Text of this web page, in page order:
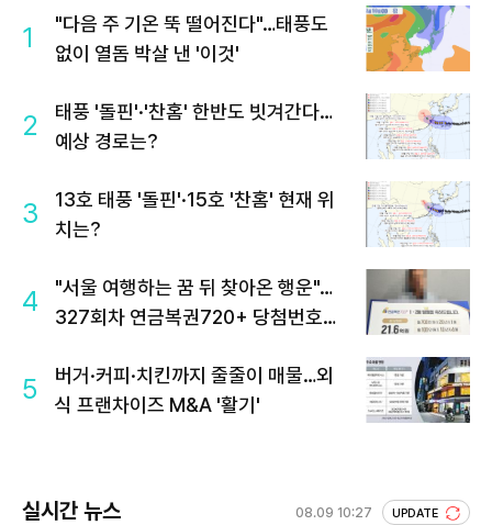
1
"다음 주 기온 뚝 떨어진다"…태풍도
없이 열돔 박살 낸 '이것'
2
태풍 '돌핀'·'찬홈' 한반도 빗겨간다…
예상 경로는?
3
13호 태풍 '돌핀'·15호 '찬홈' 현재 위
치는?
4
"서울 여행하는 꿈 뒤 찾아온 행운"…
327회차 연금복권720+ 당첨번호조
5
버거·커피·치킨까지 줄줄이 매물…외
식 프랜차이즈 M&A '활기'
실시간 뉴스 08.09 10:27 UPDATE